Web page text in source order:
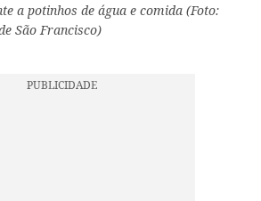
a potinhos de água e comida (Foto:
São Francisco)